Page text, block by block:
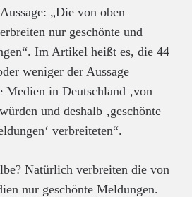
„Die von oben
nur geschönte und
Im Artikel heißt es, die 44
weniger der Aussage
Medien in Deutschland ‚von
und deshalb ‚geschönte
verbreiteten“.
Natürlich verbreiten die von
nur geschönte Meldungen.